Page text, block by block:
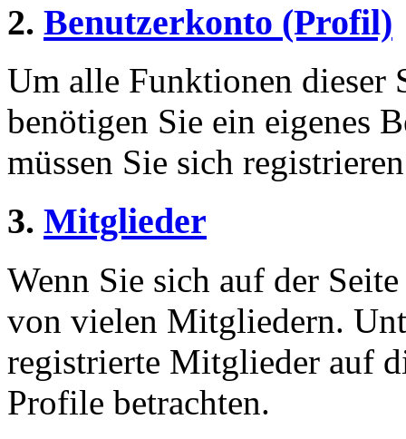
2. Benutzerkonto (Profil)
Um alle Funktionen dieser
benötigen Sie ein eigenes
müssen Sie sich
3. Mitglieder
Wenn Sie sich auf der
von vielen Mitgliedern.
registrierte Mitglieder auf
Profile betrachten.